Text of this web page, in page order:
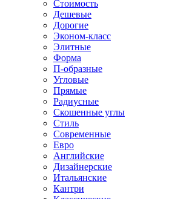
Стоимость
Дешевые
Дорогие
Эконом-класс
Элитные
Форма
П-образные
Угловые
Прямые
Радиусные
Скошенные углы
Стиль
Современные
Евро
Английские
Дизайнерские
Итальянские
Кантри